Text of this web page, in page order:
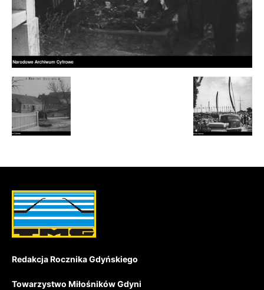
Redakcja Rocznika Gdyńskiego
Towarzystwo Miłośników Gdyni